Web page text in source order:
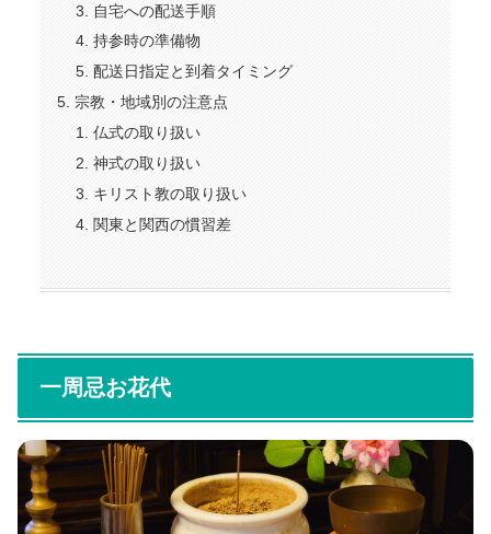
自宅への配送手順
持参時の準備物
配送日指定と到着タイミング
宗教・地域別の注意点
仏式の取り扱い
神式の取り扱い
キリスト教の取り扱い
関東と関西の慣習差
一周忌お花代